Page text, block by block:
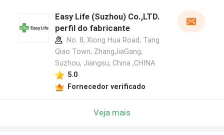
Easy Life (Suzhou) Co.,LTD.
perfil do fabricante
No. 8, Xiong Hua Road, Tang
Qiao Town, ZhangJiaGang,
Suzhou, Jiangsu, China ,CHINA
5.0
Fornecedor verificado
Veja mais